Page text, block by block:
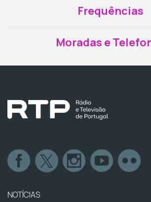
Frequências
Moradas e
NOTÍCIAS